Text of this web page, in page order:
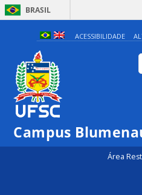
BRASIL
ACESSIBILIDADE
Campus
Área